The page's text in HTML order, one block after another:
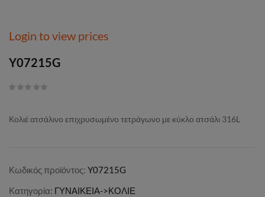
Login to view prices
Y07215G
Κολιέ ατσάλινο επιχρυσωμένο τετράγωνο με κύκλο ατσάλι 316L
Κωδικός προϊόντος: Y07215G
Κατηγορία: ΓΥΝΑΙΚΕΙΑ->ΚΟΛΙΕ